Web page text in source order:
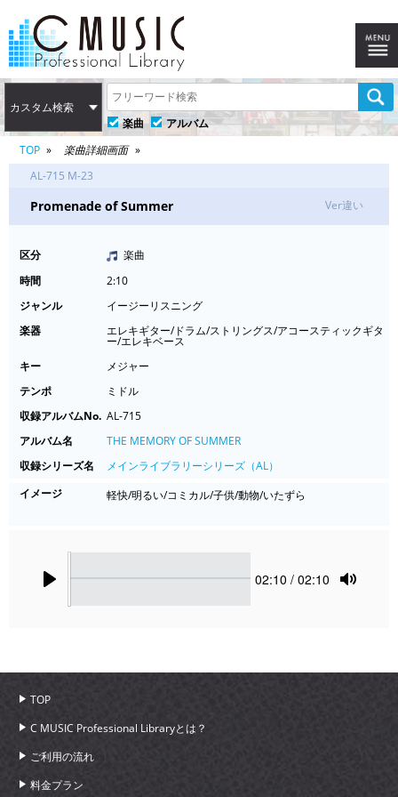
カスタム検索
楽曲
アルバム
TOP
楽曲詳細画面
AL-715 M-23
Promenade of Summer Ver違い
区分
楽曲
時間
2:10
ジャンル
イージーリスニング
楽器
エレキギター/ドラム/ストリングス/アコースティックギタ
ー/エレキベース
キー
メジャー
テンポ
ミドル
収録アルバムNo. AL-715
アルバム名
THE MEMORY OF SUMMER
収録シリーズ名
メインライブラリーシリーズ（AL）
イメージ
軽快/明るい/コミカル/子供/動物/いたずら
Current
02:10 / 02:10
TOP
C MUSIC Professional Libraryとは？
ご利用の流れ
料金プラン